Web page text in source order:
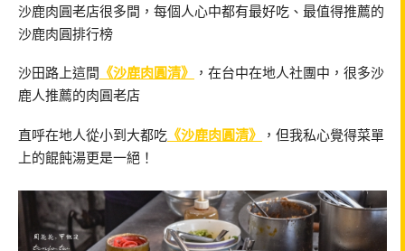
沙鹿肉圓老店很多間，每個人心中都有最好吃、最值得推薦的
沙鹿肉圓排行榜
沙田路上這間 《沙鹿肉圓清》
，在台中在地人社團中，很多沙
鹿人推薦的肉圓老店
直呼在地人從小到大都吃 《沙鹿肉圓清》
，但我私心覺得菜單
上的餛飩湯更是一絕！